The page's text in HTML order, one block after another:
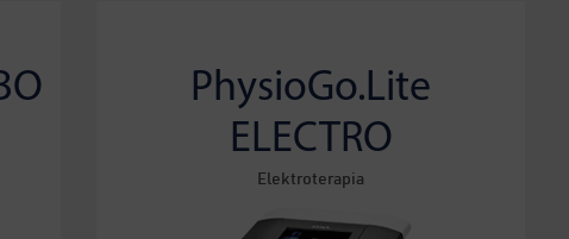
PhysioGo.Lite
ELECTRO
Elektroterapia